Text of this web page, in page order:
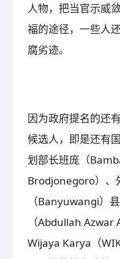
人物，把当官示威
福的途径，一些人
腐劣迹。
因为政府提名的还
候选人，即是还有
划部长班庞（
Brodjonegoro）、
（Banyuwangi）
（Abdullah Azwar
Wijaya Karya（